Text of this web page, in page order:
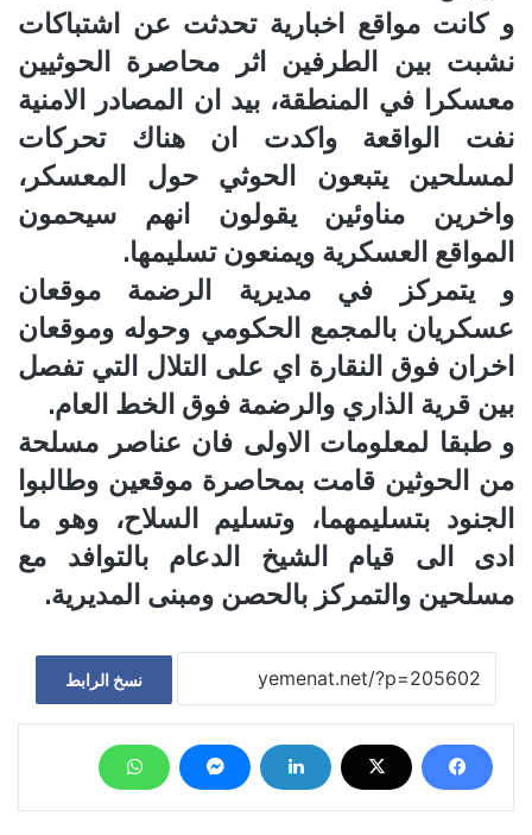
و كانت مواقع اخبارية تحدثت عن اشتباكات
نشبت بين الطرفين اثر محاصرة الحوثيين
معسكرا في المنطقة، بيد ان المصادر الامنية
نفت الواقعة واكدت ان هناك تحركات
لمسلحين يتبعون الحوثي حول المعسكر،
واخرين مناوئين يقولون انهم سيحمون
المواقع العسكرية ويمنعون تسليمها.
و يتمركز في مديرية الرضمة موقعان
عسكريان بالمجمع الحكومي وحوله وموقعان
اخران فوق النقارة اي على التلال التي تفصل
بين قرية الذاري والرضمة فوق الخط العام.
و طبقا لمعلومات الاولى فان عناصر مسلحة
من الحوثين قامت بمحاصرة موقعين وطالبوا
الجنود بتسليمهما، وتسليم السلاح، وهو ما
ادى الى قيام الشيخ الدعام بالتوافد مع
مسلحين والتمركز بالحصن ومبنى المديرية.
نسخ الرابط